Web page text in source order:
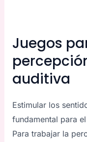
Juegos
auditiva
Estimular los
fundamental para
Para trabajar la